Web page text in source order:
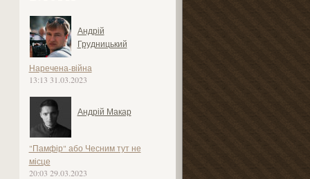
Андрій
Грудницький
Наречена-війна
13:13 31.03.2023
Андрій Макар
"Памфір" або Чесним тут не
місце
20:03 29.03.2023